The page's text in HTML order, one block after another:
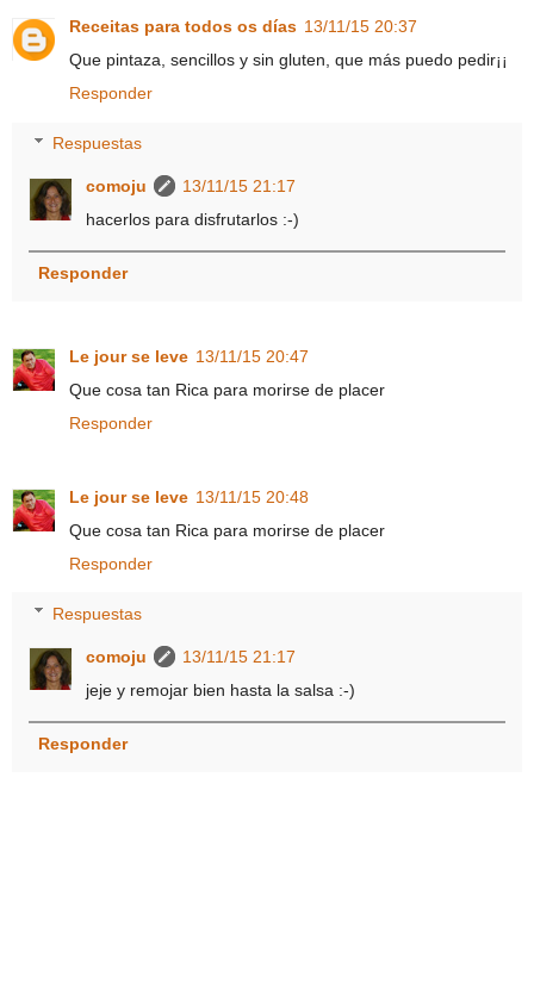
Receitas para todos os días 13/11/15 20:37
Que pintaza, sencillos y sin gluten, que más puedo pedir¡¡
Responder
Respuestas
comoju
13/11/15 21:17
hacerlos para disfrutarlos :-)
Responder
Le jour se leve 13/11/15 20:47
Que cosa tan Rica para morirse de placer
Responder
Le jour se leve 13/11/15 20:48
Que cosa tan Rica para morirse de placer
Responder
Respuestas
comoju
13/11/15 21:17
jeje y remojar bien hasta la salsa :-)
Responder